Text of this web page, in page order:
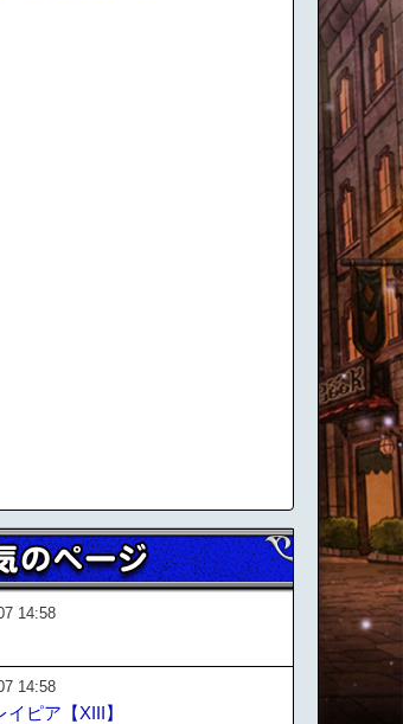
14:58
14:58
イピア【XIII】